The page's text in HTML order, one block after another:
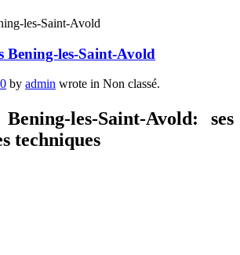
les-Saint-Avold
Bening-les-Saint-Avold
by admin wrote in Non classé.
les-Saint-Avold: ses
techniques